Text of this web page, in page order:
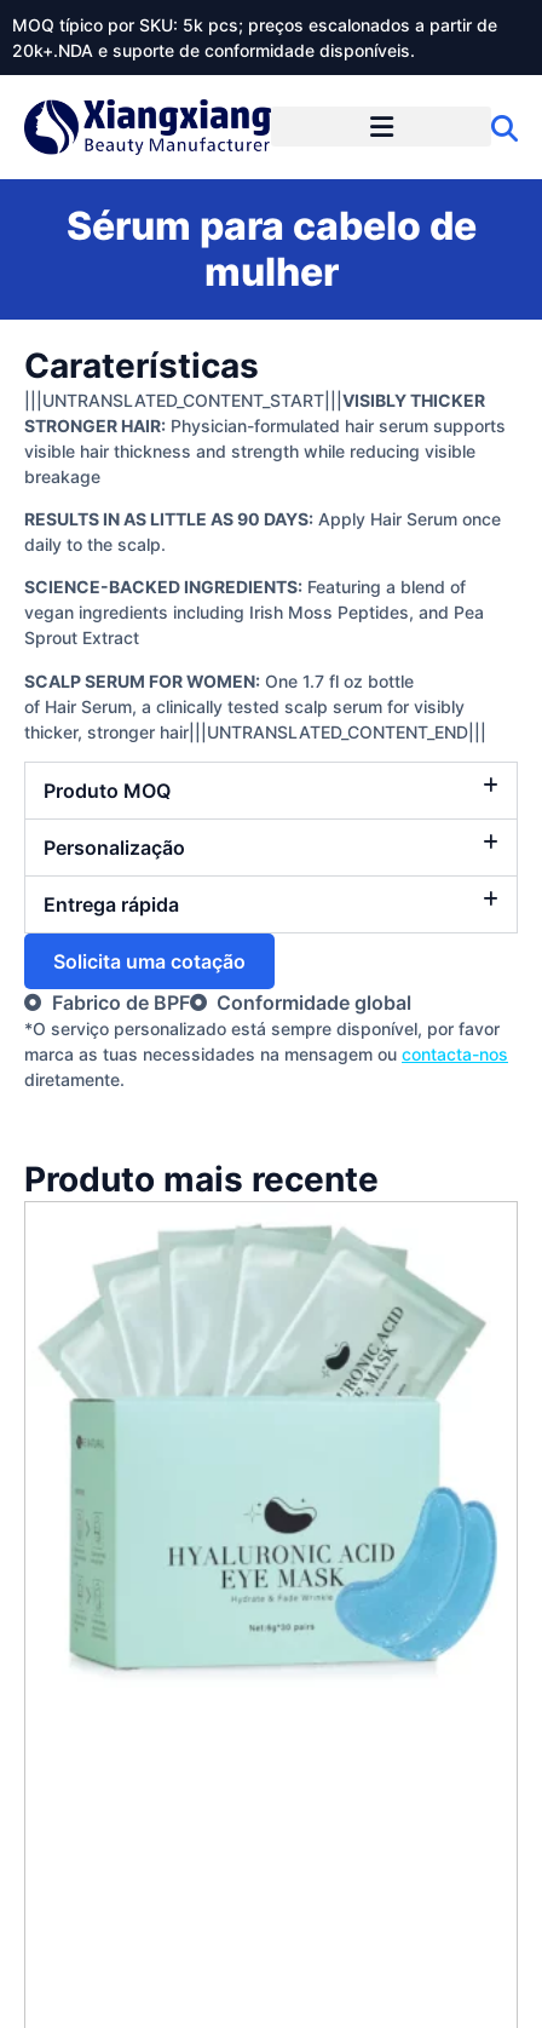
MOQ típico por SKU: 5k pcs; preços escalonados a partir de
20k+.NDA e suporte de conformidade disponíveis.
Sérum para cabelo de
mulher
Caraterísticas
|||UNTRANSLATED_CONTENT_START||| VISIBLY THICKER
STRONGER HAIR: Physician-formulated hair serum supports
visible hair thickness and strength while reducing visible
breakage
RESULTS IN AS LITTLE AS 90 DAYS: Apply Hair Serum once
daily to the scalp.
SCIENCE-BACKED INGREDIENTS: Featuring a blend of
vegan ingredients including Irish Moss Peptides, and Pea
Sprout Extract
SCALP SERUM FOR WOMEN: One 1.7 fl oz bottle
of Hair Serum, a clinically tested scalp serum for visibly
thicker, stronger hair|||UNTRANSLATED_CONTENT_END|||
Produto MOQ
Personalização
Entrega rápida
Solicita uma cotação
Fabrico de BPF
Conformidade global
*O serviço personalizado está sempre disponível, por favor
marca as tuas necessidades na mensagem ou contacta-nos
diretamente.
Produto mais recente